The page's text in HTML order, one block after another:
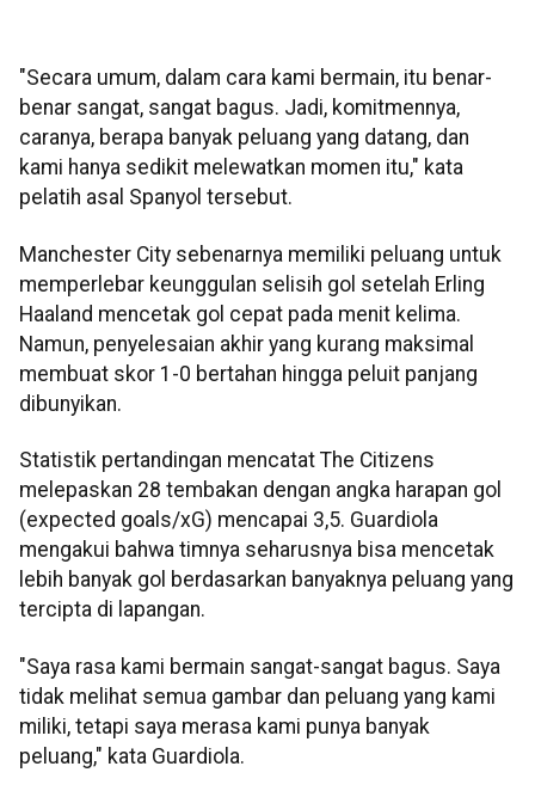
"Secara umum, dalam cara kami bermain, itu benar-
benar sangat, sangat bagus. Jadi, komitmennya,
caranya, berapa banyak peluang yang datang, dan
kami hanya sedikit melewatkan momen itu," kata
pelatih asal Spanyol tersebut.
Manchester City sebenarnya memiliki peluang untuk
memperlebar keunggulan selisih gol setelah Erling
Haaland mencetak gol cepat pada menit kelima.
Namun, penyelesaian akhir yang kurang maksimal
membuat skor 1-0 bertahan hingga peluit panjang
dibunyikan.
Statistik pertandingan mencatat The Citizens
melepaskan 28 tembakan dengan angka harapan gol
(expected goals/xG) mencapai 3,5. Guardiola
mengakui bahwa timnya seharusnya bisa mencetak
lebih banyak gol berdasarkan banyaknya peluang yang
tercipta di lapangan.
"Saya rasa kami bermain sangat-sangat bagus. Saya
tidak melihat semua gambar dan peluang yang kami
miliki, tetapi saya merasa kami punya banyak
peluang," kata Guardiola.